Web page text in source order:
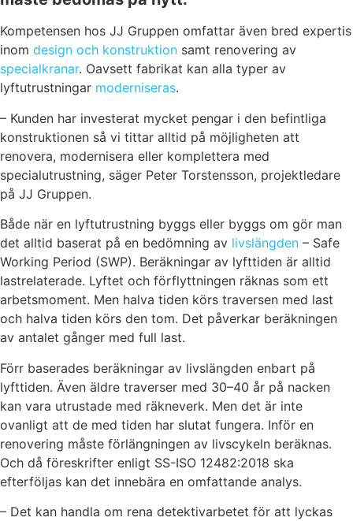
Kompetensen hos JJ Gruppen omfattar även bred expertis
inom design och konstruktion samt renovering av
specialkranar. Oavsett fabrikat kan alla typer av
lyftutrustningar moderniseras.
– Kunden har investerat mycket pengar i den befintliga
konstruktionen så vi tittar alltid på möjligheten att
renovera, modernisera eller komplettera med
specialutrustning, säger Peter Torstensson, projektledare
på JJ Gruppen.
Både när en lyftutrustning byggs eller byggs om gör man
det alltid baserat på en bedömning av livslängden – Safe
Working Period (SWP). Beräkningar av lyfttiden är alltid
lastrelaterade. Lyftet och förflyttningen räknas som ett
arbetsmoment. Men halva tiden körs traversen med last
och halva tiden körs den tom. Det påverkar beräkningen
av antalet gånger med full last.
Förr baserades beräkningar av livslängden enbart på
lyfttiden. Även äldre traverser med 30–40 år på nacken
kan vara utrustade med räkneverk. Men det är inte
ovanligt att de med tiden har slutat fungera. Inför en
renovering måste förlängningen av livscykeln beräknas.
Och då föreskrifter enligt SS-ISO 12482:2018 ska
efterföljas kan det innebära en omfattande analys.
– Det kan handla om rena detektivarbetet för att lyckas